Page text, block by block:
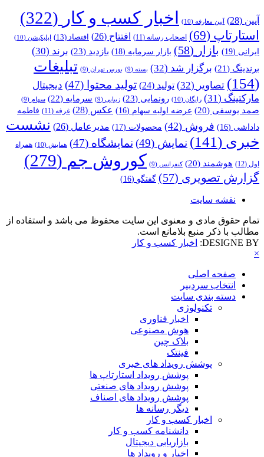
آیین (28) آیین معارفه (10) اخبار کسب و کار (322)
استارتاپ (69) اصحاب رسانه (11) افتتاح (26) اقتصاد (13) اپلیکیشن (10)
ایرانی (19) بازار (58) بازار سرمایه (18) بازدید (23) برند (30)
برندینگ (21) برگزار شد (32) بسته (9) بورس تهران (9)
تبلیغات
(154)
تصاویر (32) تولید (24) تولید محتوا (47)
دیجیتال
مارکتینگ (31) رایگان (10) رونمایی (23) زیبایی (9) سرمایه (22) سهام (9)
صمد یوسفی (20) عرضه اولیه سهام (16) عکس (28) غرفه (11)
فاطمه
داداشی (16) فروش (42) محصولات (17) مدیرعامل (26)
نشست
خبری (141) نمایش (49) نمایشگاه (47) همایش (10) همراه
اول (12) هوشمند (20) کنفرانس (9) کوروش جم (279)
گزارش تصویری (57) گفتگو (16)
نقشه سایت
تمام حقوق مادی و معنوی این سایت محفوظ می باشد و استفاده از
مطالب با ذکر منبع بلامانع است.
DESIGNE BY:
اخبار کسب و کار
×
صفحه اصلی
انتخاب سردبیر
دسته بندی سایت
تکنولوژی
اخبار فناوری
هوش مصنوعی
بلاک چین
فینتک
پوشش رویداد های خبری
پوشش رویداد استارتاپ ها
پوشش رویداد های صنعتی
پوشش رویداد های اصناف
دیگر رسانه ها
اخبار کسب و کار
دانشنامه کسب و کار
بازاریابی دیجیتال
اخبار و رویداد ها